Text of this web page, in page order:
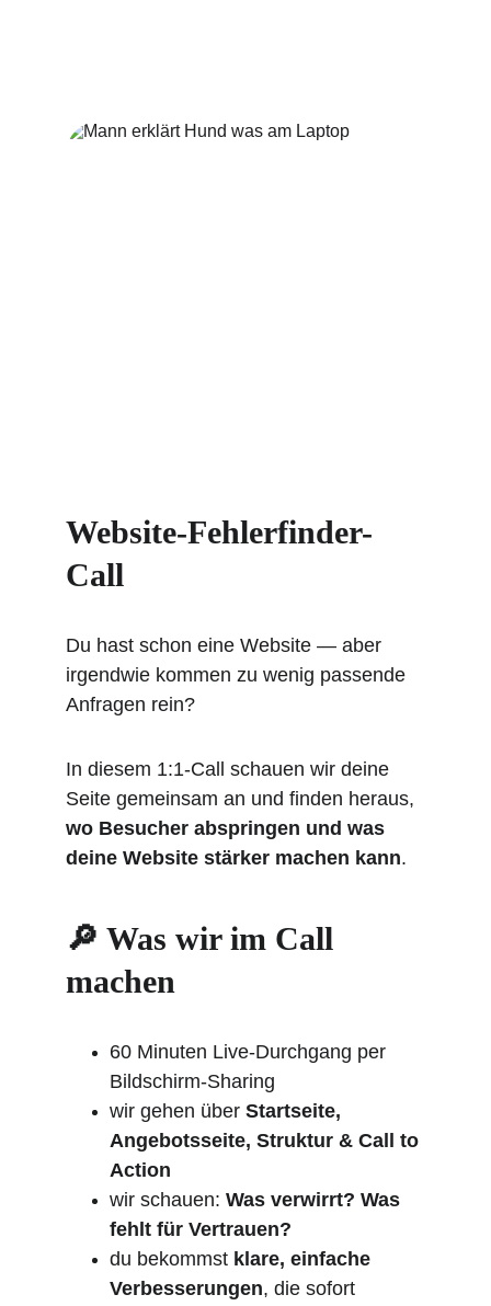
Website-Fehlerfinder-
Call
Du hast schon eine Website — aber
irgendwie kommen zu wenig passende
Anfragen rein?
In diesem 1:1-Call schauen wir deine
Seite gemeinsam an und finden heraus,
wo Besucher abspringen und was
deine Website stärker machen kann.
🔎 Was wir im Call
machen
60 Minuten Live-Durchgang per
Bildschirm-Sharing
wir gehen über Startseite,
Angebotsseite, Struktur & Call to
Action
wir schauen: Was verwirrt? Was
fehlt für Vertrauen?
du bekommst klare, einfache
Verbesserungen, die sofort